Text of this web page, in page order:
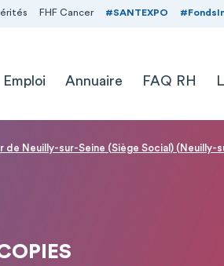
FHF Cancer #SANTEXPO
Emploi Annuaire FAQ RH
de Neuilly-sur-Seine (Siège Social) (Neuilly-